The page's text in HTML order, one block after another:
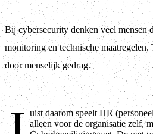
Bij cybersecurity denken veel mensen
monitoring en technische
door menselijk gedrag.
uist daarom speelt HR
alleen voor de organisatie zelf,